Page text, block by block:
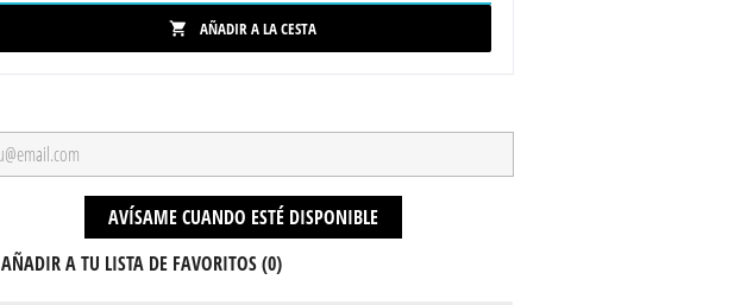
 AÑADIR A LA CESTA
AVÍSAME CUANDO ESTÉ DISPONIBLE
AÑADIR A TU LISTA DE FAVORITOS (0)